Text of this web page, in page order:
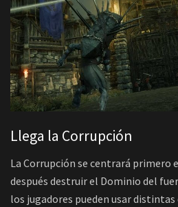
Llega la Corrupción
La Corrupción se centrará primero
después destruir el Dominio del
los jugadores pueden usar